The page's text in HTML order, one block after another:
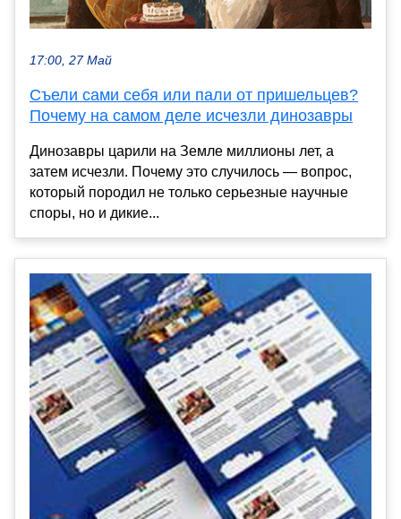
17:00, 27 Май
Съели сами себя или пали от пришельцев?
Почему на самом деле исчезли динозавры
Динозавры царили на Земле миллионы лет, а
затем исчезли. Почему это случилось — вопрос,
который породил не только серьезные научные
споры, но и дикие...